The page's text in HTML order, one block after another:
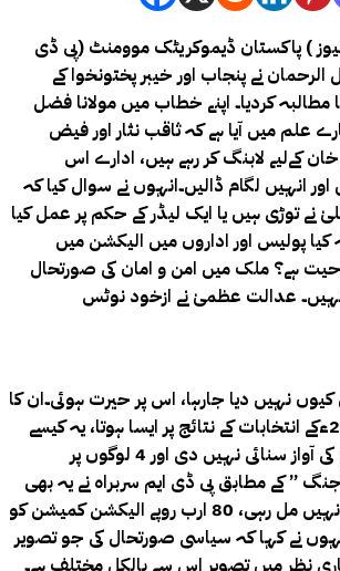
الرحمان نے پنجاب اور خیبر پختونخوا کے
مطالبہ کردیا۔ اپنے خطاب میں مولانا فضل
علم میں آیا ہے کہ ثاقب نثار اور فیض
کےلیے لابنگ کر رہے ہیں، ادارے اس
انہیں لگام ڈالیں۔انہوں نے سوال کیا کہ
نے توڑی ہیں یا ایک لیڈر کے حکم پر عمل کیا
کیا پولیس اور اداروں میں الیکشن میں
ہے؟ ملک میں امن و امان کی صورتحال
نہیں۔ عدالت عظمیٰ نے ازخود نوٹس
نہیں دیا جارہا، اس پر حیرت ہوئی۔ان کا
کہنا تھا کہ کاش 2018ءکے انتخابات کے نتائج پر ایسا ہوتا، یہ کیسے
کان ہیں جنہیں عوام کی آواز سنائی نہیں دی اور 4 لوگوں پر
” کے مطابق پی ڈی ایم سربراہ نے یہ بھی
کہا کہ غریب کو روٹی نہیں مل رہی، 80 ارب روپے الیکشن کمیشن کو
نے کہا کہ سیاسی صورتحال کی جو تصویر
نظر میں تصویر اس سے بالکل مختلف ہے۔